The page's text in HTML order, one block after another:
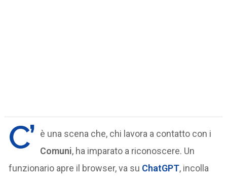
C’ è una scena che, chi lavora a contatto con i
Comuni, ha imparato a riconoscere. Un
funzionario apre il browser, va su ChatGPT, incolla